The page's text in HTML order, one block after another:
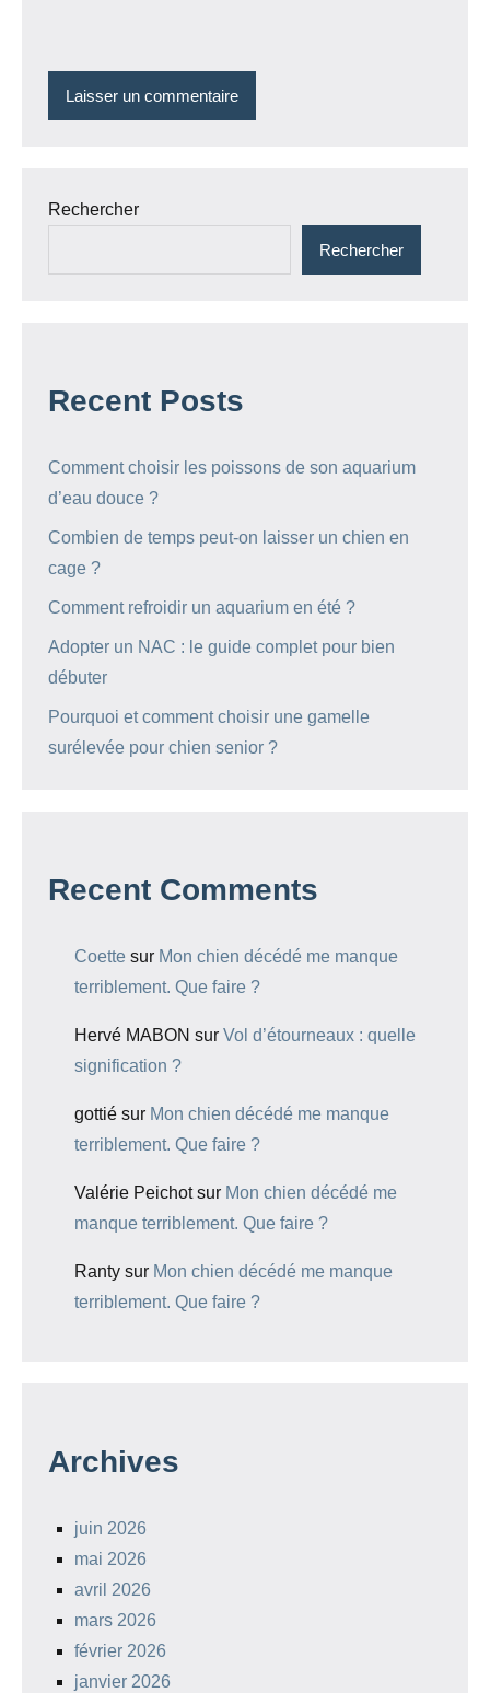
Rechercher
Rechercher
Recent Posts
Comment choisir les poissons de son aquarium
d’eau douce ?
Combien de temps peut-on laisser un chien en
cage ?
Comment refroidir un aquarium en été ?
Adopter un NAC : le guide complet pour bien
débuter
Pourquoi et comment choisir une gamelle
surélevée pour chien senior ?
Recent Comments
Coette sur Mon chien décédé me manque
terriblement. Que faire ?
Hervé MABON sur Vol d’étourneaux : quelle
signification ?
gottié sur Mon chien décédé me manque
terriblement. Que faire ?
Valérie Peichotsur Mon chien décédé me
manque terriblement. Que faire ?
Ranty sur Mon chien décédé me manque
terriblement. Que faire ?
Archives
juin 2026
mai 2026
avril 2026
mars 2026
février 2026
janvier 2026